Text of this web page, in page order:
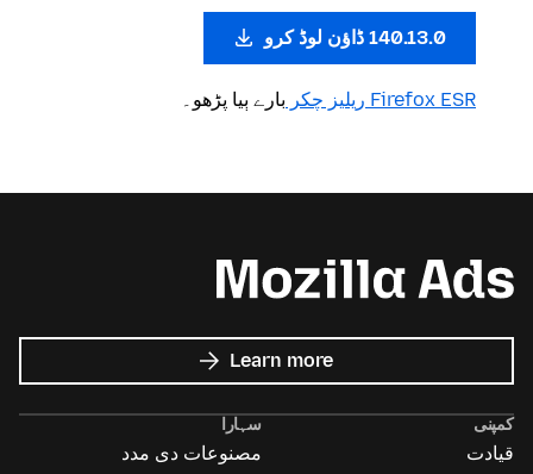
140.13.0 ڈاؤن لوڈ کرو
Firefox ESR ریلیز چکر بارے ٻیا پڑھو۔
Learn more
about
Mozilla
کمپنی
قیادت
سہارا
مصنوعات دی مدد